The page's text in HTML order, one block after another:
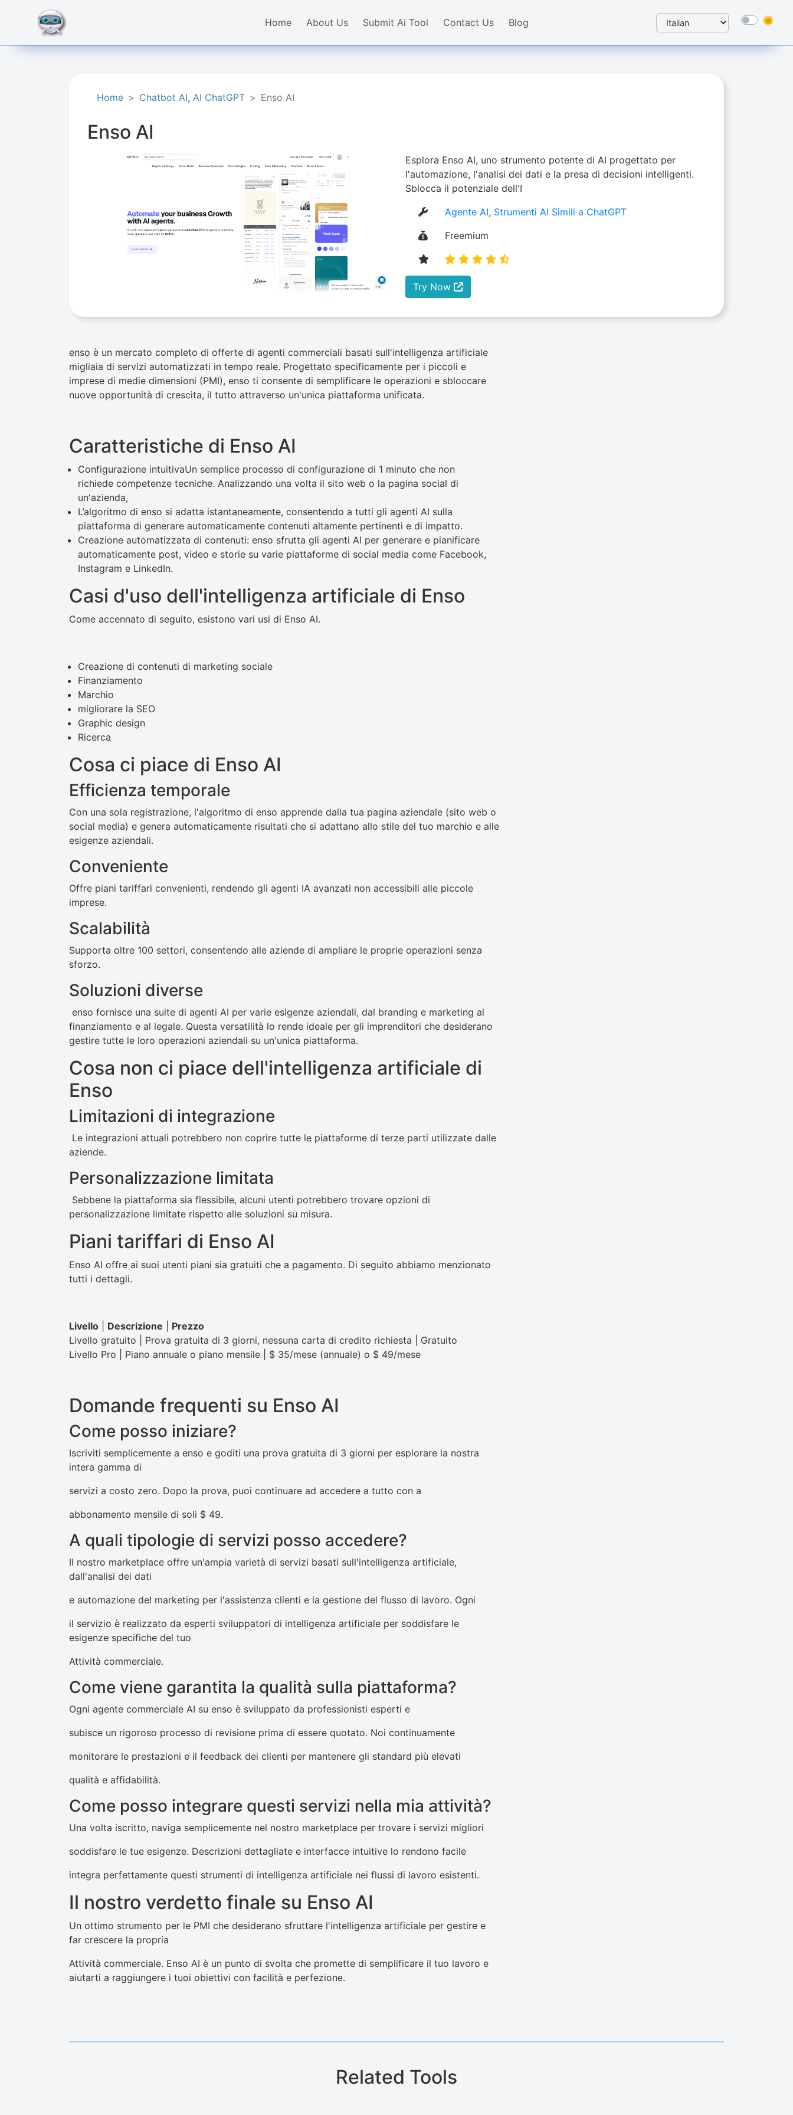
Home About Us Submit Ai Tool Contact Us Blog
Home Chatbot AI, AI ChatGPT Enso AI
Enso AI
Esplora Enso AI, uno strumento potente di AI progettato per
l'automazione, l'analisi dei dati e la presa di decisioni intelligenti.
Sblocca il potenziale dell'I
Agente AI, Strumenti AI Simili a ChatGPT
Freemium
Try Now
enso è un mercato completo di offerte di agenti commerciali basati sull'intelligenza artificiale
migliaia di servizi automatizzati in tempo reale. Progettato specificamente per i piccoli e
imprese di medie dimensioni (PMI), enso ti consente di semplificare le operazioni e sbloccare
nuove opportunità di crescita, il tutto attraverso un'unica piattaforma unificata.
Caratteristiche di Enso AI
Configurazione intuitivaUn semplice processo di configurazione di 1 minuto che non
richiede competenze tecniche. Analizzando una volta il sito web o la pagina social di
un'azienda,
L’algoritmo di enso si adatta istantaneamente, consentendo a tutti gli agenti AI sulla
piattaforma di generare automaticamente contenuti altamente pertinenti e di impatto.
Creazione automatizzata di contenuti: enso sfrutta gli agenti AI per generare e pianificare
automaticamente post, video e storie su varie piattaforme di social media come Facebook,
Instagram e LinkedIn.
Casi d'uso dell'intelligenza artificiale di Enso
Come accennato di seguito, esistono vari usi di Enso AI.
Creazione di contenuti di marketing sociale
Finanziamento
Marchio
migliorare la SEO
Graphic design
Ricerca
Cosa ci piace di Enso AI
Efficienza temporale
Con una sola registrazione, l'algoritmo di enso apprende dalla tua pagina aziendale (sito web o
social media) e genera automaticamente risultati che si adattano allo stile del tuo marchio e alle
esigenze aziendali.
Conveniente
Offre piani tariffari convenienti, rendendo gli agenti IA avanzati non accessibili alle piccole
imprese.
Scalabilità
Supporta oltre 100 settori, consentendo alle aziende di ampliare le proprie operazioni senza
sforzo.
Soluzioni diverse
enso fornisce una suite di agenti AI per varie esigenze aziendali, dal branding e marketing al
finanziamento e al legale. Questa versatilità lo rende ideale per gli imprenditori che desiderano
gestire tutte le loro operazioni aziendali su un'unica piattaforma.
Cosa non ci piace dell'intelligenza artificiale di
Enso
Limitazioni di integrazione
Le integrazioni attuali potrebbero non coprire tutte le piattaforme di terze parti utilizzate dalle
aziende.
Personalizzazione limitata
Sebbene la piattaforma sia flessibile, alcuni utenti potrebbero trovare opzioni di
personalizzazione limitate rispetto alle soluzioni su misura.
Piani tariffari di Enso AI
Enso AI offre ai suoi utenti piani sia gratuiti che a pagamento. Di seguito abbiamo menzionato
tutti i dettagli.
Livello Descrizione
Prezzo
Livello gratuito | Prova gratuita di 3 giorni, nessuna carta di credito richiesta | Gratuito
Livello Pro | Piano annuale o piano mensile | $ 35/mese (annuale) o $ 49/mese
Domande frequenti su Enso AI
Come posso iniziare?
Iscriviti semplicemente a enso e goditi una prova gratuita di 3 giorni per esplorare la nostra
intera gamma di
servizi a costo zero. Dopo la prova, puoi continuare ad accedere a tutto con a
abbonamento mensile di soli $ 49.
A quali tipologie di servizi posso accedere?
Il nostro marketplace offre un'ampia varietà di servizi basati sull'intelligenza artificiale,
dall'analisi dei dati
e automazione del marketing per l'assistenza clienti e la gestione del flusso di lavoro. Ogni
il servizio è realizzato da esperti sviluppatori di intelligenza artificiale per soddisfare le
esigenze specifiche del tuo
Attività commerciale.
Come viene garantita la qualità sulla piattaforma?
Ogni agente commerciale AI su enso è sviluppato da professionisti esperti e
subisce un rigoroso processo di revisione prima di essere quotato. Noi continuamente
monitorare le prestazioni e il feedback dei clienti per mantenere gli standard più elevati
qualità e affidabilità.
Come posso integrare questi servizi nella mia attività?
Una volta iscritto, naviga semplicemente nel nostro marketplace per trovare i servizi migliori
soddisfare le tue esigenze. Descrizioni dettagliate e interfacce intuitive lo rendono facile
integra perfettamente questi strumenti di intelligenza artificiale nei flussi di lavoro esistenti.
Il nostro verdetto finale su Enso AI
Un ottimo strumento per le PMI che desiderano sfruttare l'intelligenza artificiale per gestire e
far crescere la propria
Attività commerciale. Enso AI è un punto di svolta che promette di semplificare il tuo lavoro e
aiutarti a raggiungere i tuoi obiettivi con facilità e perfezione.
Related Tools